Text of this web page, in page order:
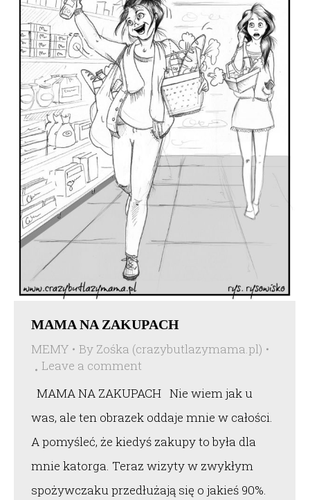
MAMA NA ZAKUPACH
MEMY By Zośka (crazybutlazymama.pl)
Leave a comment
MAMA NA ZAKUPACH Nie wiem jak u
was, ale ten obrazek oddaje mnie w całości.
A pomyśleć, że kiedyś zakupy to była dla
mnie katorga. Teraz wizyty w zwykłym
spożywczaku przedłużają się o jakieś 90%.